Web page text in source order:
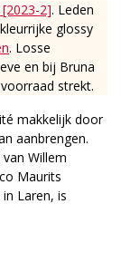
2]. Leden
glossy
. Losse
en bij Bruna
strekt.
makkelijk door
aanbrengen.
Willem
Maurits
Laren, is